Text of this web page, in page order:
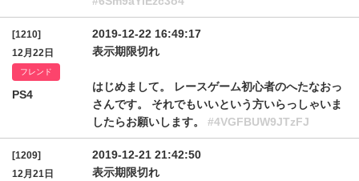
[1210]
12月22日
フレンド
PS4
2019-12-22 16:49:17
表示期限切れ
はじめまして。 レースゲーム初心者のへたなおっ
さんです。 それでもいいという方いらっしゃいま
したらお願いします。 #4VGFBUW9JTzFJ
[1209]
12月21日
2019-12-21 21:42:50
表示期限切れ